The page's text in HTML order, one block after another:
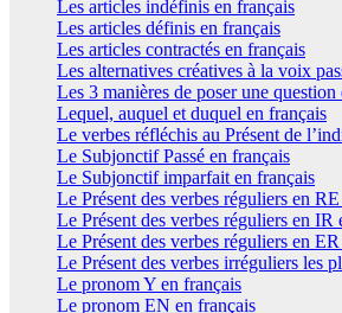
Les articles indéfinis en français
Les articles définis en français
Les articles contractés en français
Les alternatives créatives à la voix
Les 3 manières de poser une question
Lequel, auquel et duquel en français
Le verbes réfléchis au Présent de
Le Subjonctif Passé en français
Le Subjonctif imparfait en français
Le Présent des verbes réguliers en
Le Présent des verbes réguliers en IR
Le Présent des verbes réguliers en
Le Présent des verbes irréguliers les
Le pronom Y en français
Le pronom EN en français